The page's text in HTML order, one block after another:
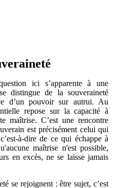
ici s’apparente à une
distingue de la souveraineté
d’un pouvoir sur autrui. Au
repose sur la capacité à
maîtrise. C’est une rencontre
est précisément celui qui
à-dire de ce qui échappe à
maîtrise n'est possible,
en excès, ne se laisse jamais
se rejoignent : être sujet, c’est